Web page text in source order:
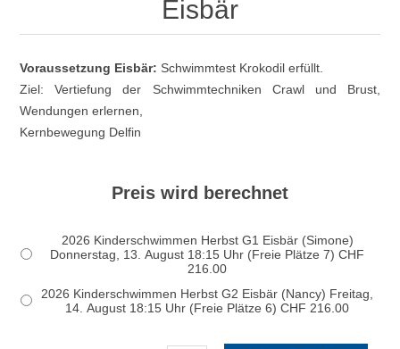
Eisbär
Voraussetzung Eisbär: Schwimmtest Krokodil erfüllt.
Ziel: Vertiefung der Schwimmtechniken Crawl und Brust,
Wendungen erlernen,
Kernbewegung Delfin
Preis wird berechnet
2026 Kinderschwimmen Herbst G1 Eisbär (Simone)
Donnerstag, 13. August 18:15 Uhr (Freie Plätze 7) CHF
216.00
2026 Kinderschwimmen Herbst G2 Eisbär (Nancy) Freitag,
14. August 18:15 Uhr (Freie Plätze 6) CHF 216.00